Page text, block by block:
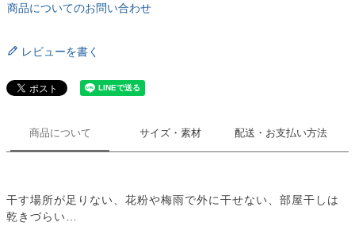
商品についてのお問い合わせ
レビューを書く
商品について サイズ・素材 配送・お支払い方法
干す場所が足りない、花粉や梅雨で外に干せない、部屋干しは
乾きづらい…